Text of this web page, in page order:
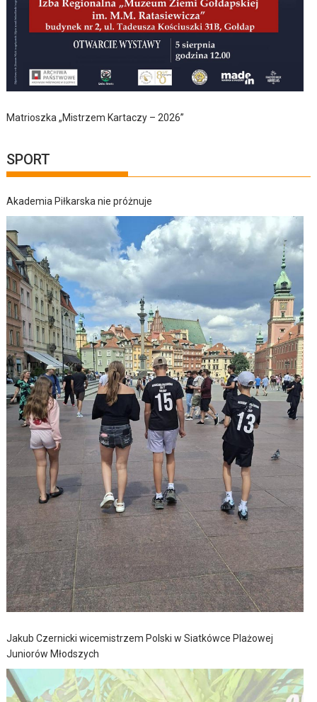
Matrioszka „Mistrzem Kartaczy – 2026”
SPORT
Akademia Piłkarska nie próżnuje
Jakub Czernicki wicemistrzem Polski w Siatkówce Plażowej
Juniorów Młodszych